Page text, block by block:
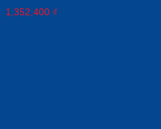
1,352,400 ₫